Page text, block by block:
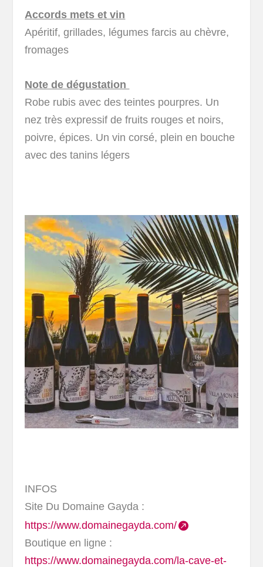
Accords mets et vin
Apéritif, grillades, légumes farcis au chèvre,
fromages
Note de dégustation
Robe rubis avec des teintes pourpres. Un
nez très expressif de fruits rouges et noirs,
poivre, épices. Un vin corsé, plein en bouche
avec des tanins légers
INFOS
Site Du Domaine Gayda :
https://www.domainegayda.com/
Boutique en ligne :
https://www.domainegayda.com/la-cave-et-